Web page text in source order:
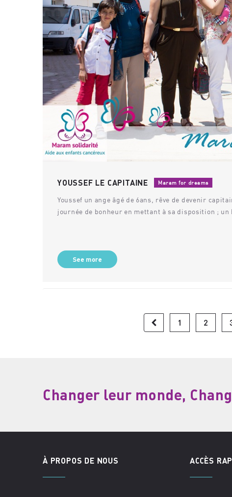
YOUSSEF LE CAPITAINE Maram for dreams
Youssef un ange âgé de 6ans, rêve de devenir
journée de bonheur en mettant à sa disposition ; un
See more
1 2
Changer leur monde,
À PROPOS DE NOUS ACCÈS